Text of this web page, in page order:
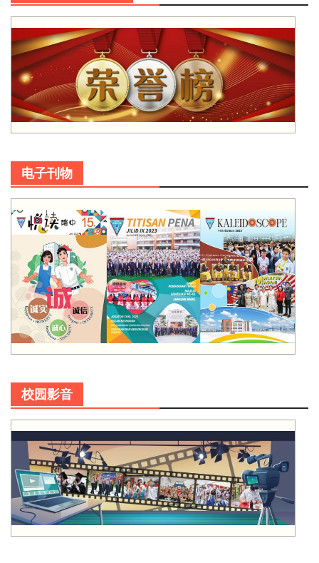
电子刊物
校园影音